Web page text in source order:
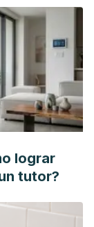
lograr
tutor?